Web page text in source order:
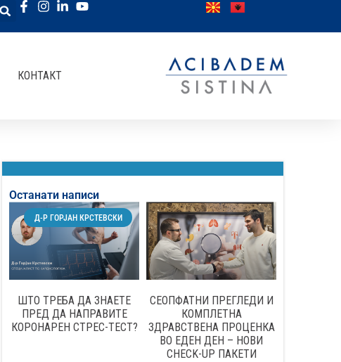
КОНТАКТ
Останати написи
Д-Р ГОРЈАН КРСТЕВСКИ
ШТО ТРЕБА ДА ЗНАЕТЕ
ПРЕД ДА НАПРАВИТЕ
КОРОНАРЕН СТРЕС-ТЕСТ?
СЕОПФАТНИ ПРЕГЛЕДИ И
КОМПЛЕТНА
ЗДРАВСТВЕНА ПРОЦЕНКА
ВО ЕДЕН ДЕН – НОВИ
CHECK-UP ПАКЕТИ